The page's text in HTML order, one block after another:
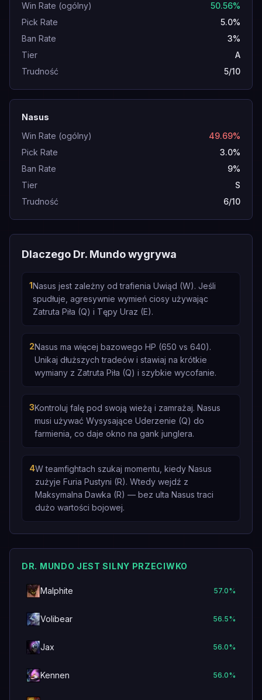
Win Rate (ogólny)
50.56%
Pick Rate
5.0%
Ban Rate
3%
Tier
A
Trudność
5/10
Nasus
Win Rate (ogólny)
49.69%
Pick Rate
3.0%
Ban Rate
9%
Tier
S
Trudność
6/10
Dlaczego Dr. Mundo wygrywa
1Nasus jest zależny od trafienia Uwiąd (W). Jeśli
spudłuje, agresywnie wymień ciosy używając
Zatruta Piła (Q) i Tępy Uraz (E).
2Nasus ma więcej bazowego HP (650 vs 640).
Unikaj dłuższych tradeów i stawiaj na krótkie
wymiany z Zatruta Piła (Q) i szybkie wycofanie.
3Kontroluj falę pod swoją wieżą i zamrażaj. Nasus
musi używać Wysysające Uderzenie (Q) do
farmienia, co daje okno na gank junglera.
4W teamfightach szukaj momentu, kiedy Nasus
zużyje Furia Pustyni (R). Wtedy wejdź z
Maksymalna Dawka (R) — bez ulta Nasus traci
dużo wartości bojowej.
DR. MUNDO JEST SILNY PRZECIWKO
Malphite 57.0%
Volibear 56.5%
Jax 56.0%
Kennen 56.0%